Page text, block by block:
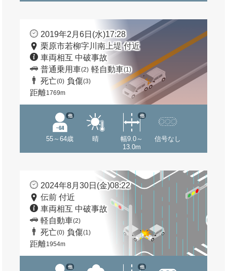
2019年2月6日(水)17:28
栗原市若柳字川南上堤 付近
車両相互 中破事故
普通乗用車(2) 軽自動車(1)
死亡(0) 負傷(3)
距離1769m
55～64歳
他
晴
幅9.0～
13.0m
他
信号なし
2024年8月30日(金)08:22
伝前 付近
車両相互 中破事故
軽自動車(2)
死亡(0) 負傷(1)
距離1954m
他 他